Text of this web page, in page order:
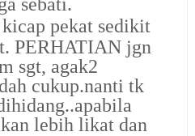
pekat sedikit
PERHATIAN jgn
sgt, agak2
cukup.nanti tk
lebih likat dan